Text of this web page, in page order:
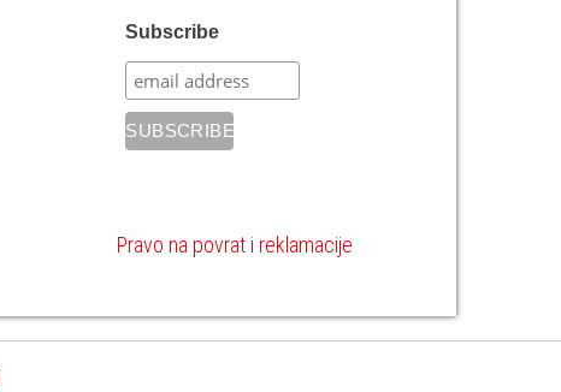
Subscribe
Pravo na povrat i reklamacije